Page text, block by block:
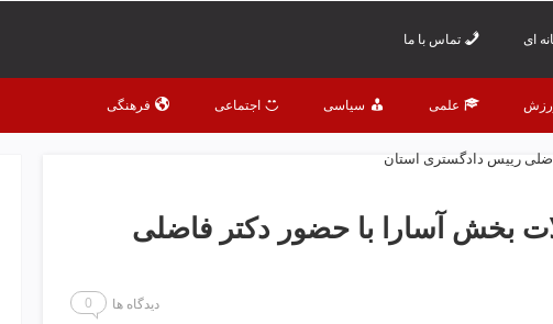
ای تماس با ما
علمی سیاسی اجتماعی فرهنگی
بخش آسارا با حضور دکتر فاضلی
دیدگاه ها 0